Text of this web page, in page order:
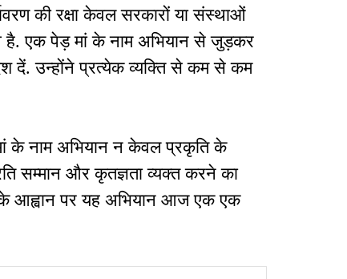
की रक्षा केवल सरकारों या संस्थाओं
है. एक पेड़ मां के नाम अभियान से जुड़कर
दें. उन्होंने प्रत्येक व्यक्ति से कम से कम
के नाम अभियान न केवल प्रकृति के
सम्मान और कृतज्ञता व्यक्त करने का
के आह्वान पर यह अभियान आज एक एक